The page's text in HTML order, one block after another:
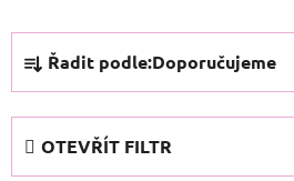
Ř
a
z
n
Řadit podle:Doporučujeme
OTEVŘÍT FILTR